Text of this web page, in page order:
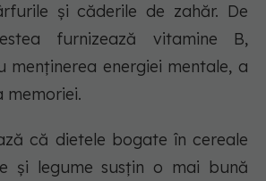
și căderile de zahăr. De
furnizează vitamine B,
menținerea energiei mentale, a
memoriei.
că dietele bogate în cereale
și legume susțin o mai bună